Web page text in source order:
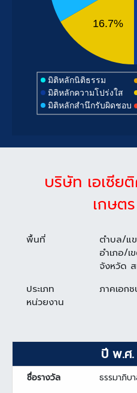
มิติหลักนิติธรรม
มิติหลักความโปร่งใส
มิติหลักสำนึกรับผิดชอบ
16.7%
บริษัท เอเซีย
เกษต
พื้นที่
ตำบล/แ
อำเภอ/เ
จังหวัด
ประเภท
หน่วยงาน
ภาคเอก
ปี พ.ศ
ชื่อรางวัล ธรรมาภิบ